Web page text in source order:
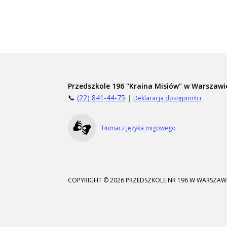
Przedszkole 196 "Kraina Misiów" w
📞(22) 841-44-75 | Deklaracja dostępności
Tłumacz języka migowego
COPYRIGHT © 2026 PRZEDSZKOLE NR 196 W